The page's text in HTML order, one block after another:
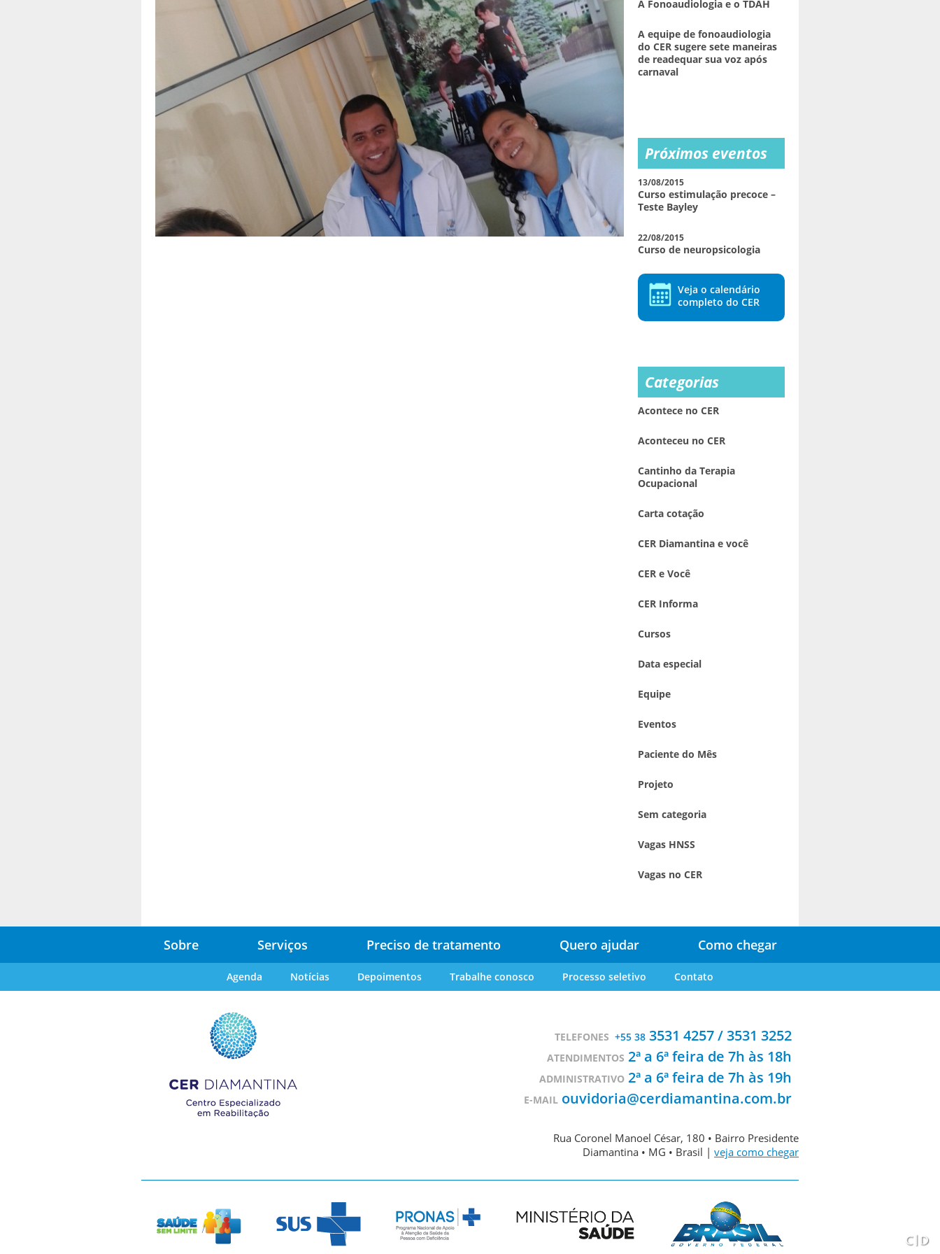
de
feridas
Toxina
Botulínica
Pediasuit
Esporte-
terapia
Odontologia
Cinoterapia
Triagem
Auditiva
Neonatal
A Fonoaudiologia e o TDAH
A equipe de fonoaudiologia
do CER sugere sete maneiras
de readequar sua voz após
carnaval
Próximos eventos
13/08/2015
Curso estimulação precoce –
Teste Bayley
22/08/2015
Curso de neuropsicologia
Veja o calendário
completo do CER
Categorias
Acontece no CER
Aconteceu no CER
Cantinho da Terapia
Ocupacional
Carta cotação
CER Diamantina e você
CER e Você
CER Informa
Cursos
Data especial
Equipe
Eventos
Paciente do Mês
Projeto
Sem categoria
Vagas HNSS
Vagas no CER
Sobre Serviços Preciso de tratamento Quero ajudar Como chegar
Agenda Notícias Depoimentos Trabalhe conosco Processo seletivo Contato
TELEFONES +55 38 3531 4257 / 3531 3252
ATENDIMENTOS 2ª a 6ª feira de 7h às 18h
ADMINISTRATIVO 2ª a 6ª feira de 7h às 19h
E-MAIL ouvidoria@cerdiamantina.com.br
Rua Coronel Manoel César, 180 • Bairro Presidente
Diamantina • MG • Brasil | veja como chegar